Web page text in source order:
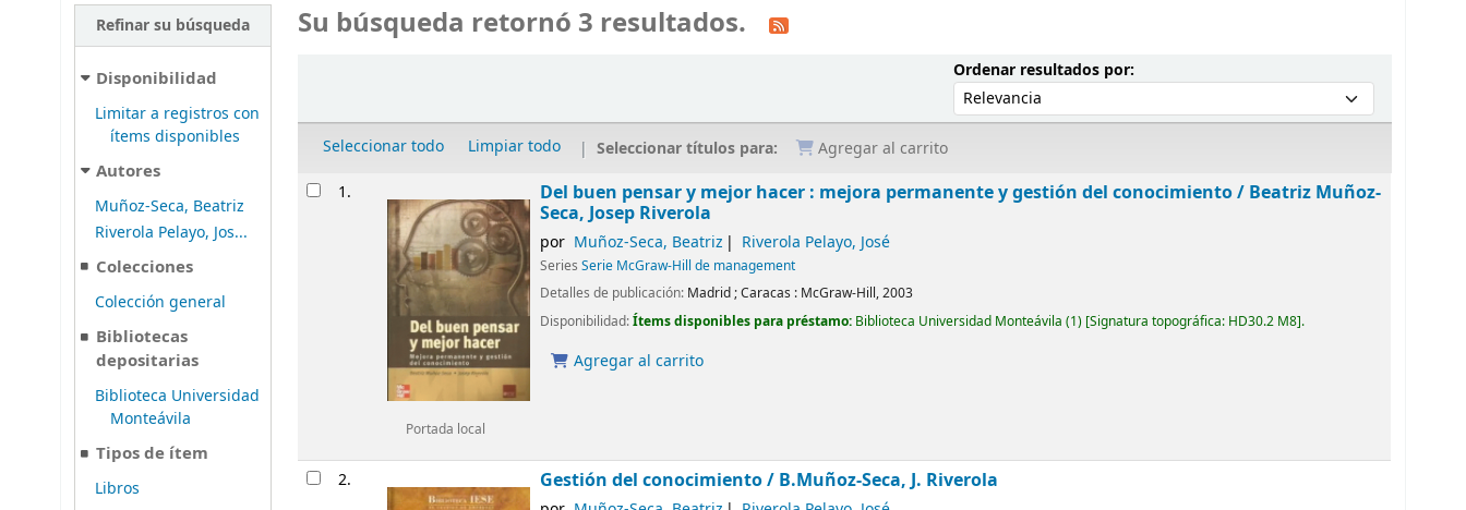
Refinar su búsqueda
Disponibilidad
Limitar a registros con
ítems disponibles
Autores
Muñoz-Seca, Beatriz
Riverola Pelayo, Jos...
Colecciones
Colección general
Bibliotecas
depositarias
Biblioteca Universidad
Monteávila
Tipos de ítem
Libros
Su búsqueda retornó 3 resultados.
Ordenar resultados por:Ordenar por:
Seleccionar todo Limpiar todo Seleccionar títulos para: Agregar al carrito
Resultados
1.
Portada local
Del buen pensar y mejor hacer : mejora permanente y gestión del conocimiento / Beatriz Muñoz-
Seca, Josep Riverola
por Muñoz-Seca, Beatriz Riverola Pelayo, José
SeriesSerie McGraw-Hill de management
Detalles de publicación: Madrid ; Caracas : McGraw-Hill,2003
Disponibilidad:Ítems disponibles para préstamo: Biblioteca Universidad Monteávila (1) Signatura topográfica: HD30.2 M8 .
Agregar al carrito
2. Gestión del conocimiento / B.Muñoz-Seca, J. Riverola